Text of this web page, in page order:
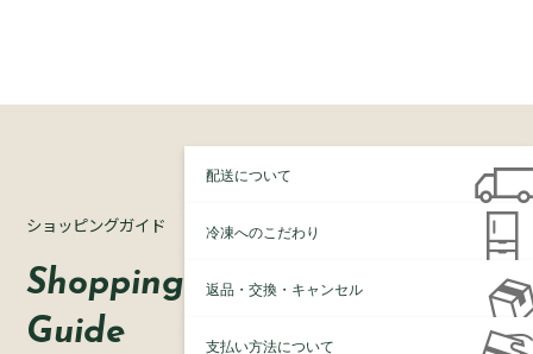
ショッピングガイド
Shopping
Guide
配送について
冷凍へのこだわり
返品・交換・キャンセル
支払い方法について